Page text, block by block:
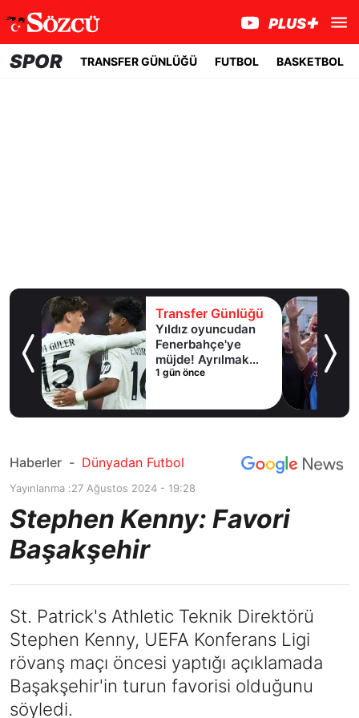
SPOR TRANSFER GÜNLÜĞÜ FUTBOL BASKETBOL
Transfer Günlüğü
Yıldız oyuncudan
Fenerbahçe'ye
müjde! Ayrılmak
istiyor
1 gün önce
Haberler - Dünyadan Futbol
Yayınlanma :27 Ağustos 2024 - 19:28
Stephen Kenny: Favori
Başakşehir
St. Patrick's Athletic Teknik Direktörü
Stephen Kenny, UEFA Konferans Ligi
rövanş maçı öncesi yaptığı açıklamada
Başakşehir'in turun favorisi olduğunu
söyledi.